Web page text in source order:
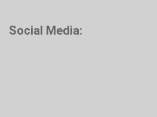
Social Media: